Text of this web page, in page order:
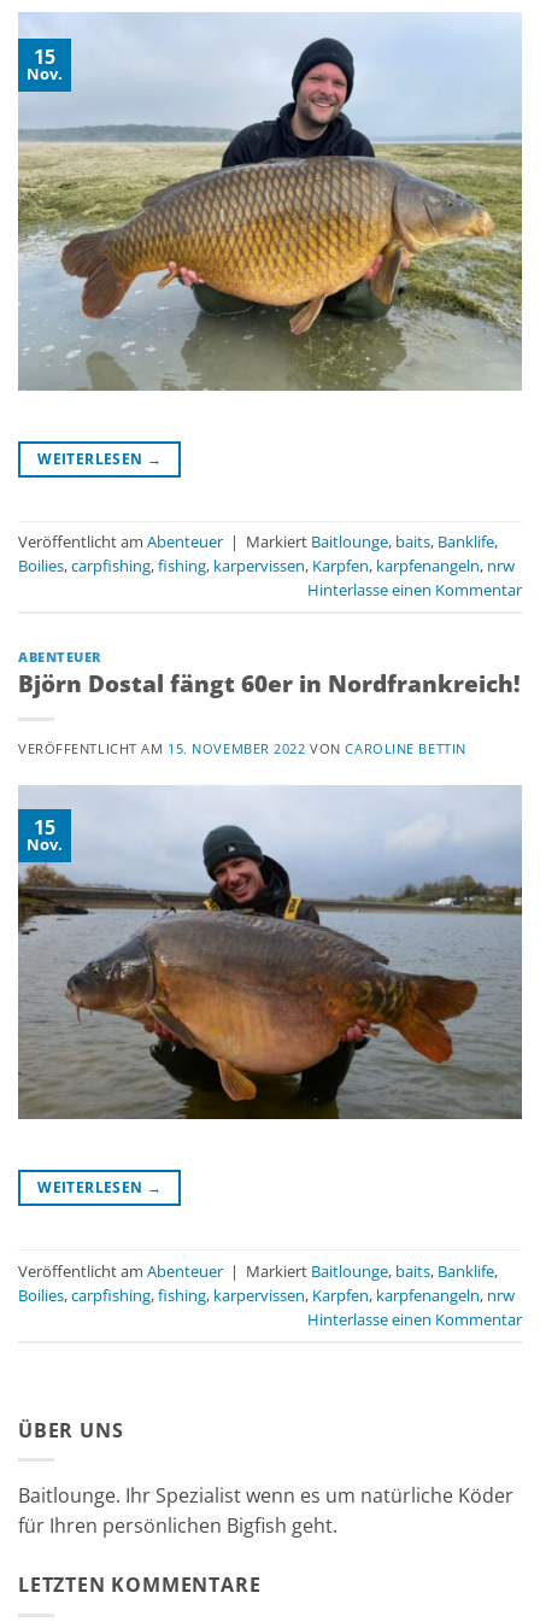
15
Nov.
WEITERLESEN →
Veröffentlicht am Abenteuer | Markiert Baitlounge, baits, Banklife,
Boilies,carpfishing,fishing, karpervissen, Karpfen, karpfenangeln, nrw
Hinterlasse einen Kommentar
ABENTEUER
Björn Dostal fängt 60er in Nordfrankreich!
VERÖFFENTLICHT AM 15. NOVEMBER 2022 VONCAROLINE BETTIN
15
Nov.
WEITERLESEN →
Veröffentlicht am Abenteuer | Markiert Baitlounge, baits, Banklife,
Boilies,carpfishing,fishing, karpervissen, Karpfen, karpfenangeln, nrw
Hinterlasse einen Kommentar
ÜBER UNS
Baitlounge. Ihr Spezialist wenn es um natürliche Köder
für Ihren persönlichen Bigfish geht.
LETZTEN KOMMENTARE